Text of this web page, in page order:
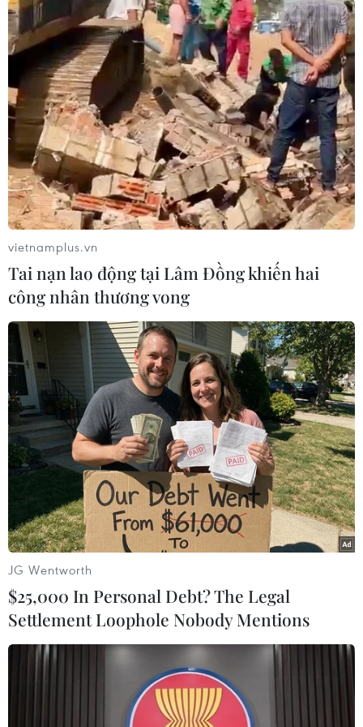
Ông Bổng cho biết thêm, hiện nay, Bộ Tư lệnh
Thủ đô vẫn tiếp tục duy trì 4 lực lượng bao gồm
kiểm soát quân sự, công binh, bộ đội hoá học và
dân quân tự vệ tại khu vực Rạng Đông./.
(Vietnam+)
#Rạng Đông #Môi trường
#Giám sát
#Bộ Tư lệnh Thủ đô
#Hà Nội TP. Hà Nội
Theo dõi VietnamPlus
TIN LIÊN QUAN
vietnamplus.vn
Tai nạn lao động tại Lâm Đồng khiến hai
công nhân thương vong
JG Wentworth
$25,000 In Personal Debt? The Legal
Settlement Loophole Nobody Mentions